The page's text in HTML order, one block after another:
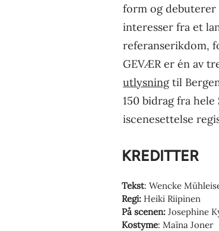
form og debuterer
interesser fra et
referanserikdom,
GEVÆR er én av
utlysningtil
150 bidrag fra
iscenesettelse
KREDITTER
Tekst: Wencke
Regi: Heiki Riipinen
På scenen: Josephine
Kostyme: Maïna Joner